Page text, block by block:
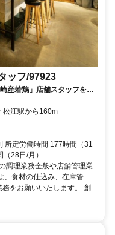
ッフ/97923
産若鶏」店舗スタッフを募
アクセス: JR線 松江駅 南口より徒歩2分 松江駅から160m
所定労働時間 177時間（31
28日/月）
調理業務全般や店舗管理業
、食材の仕込み、在庫管
をお願いいたします。 創